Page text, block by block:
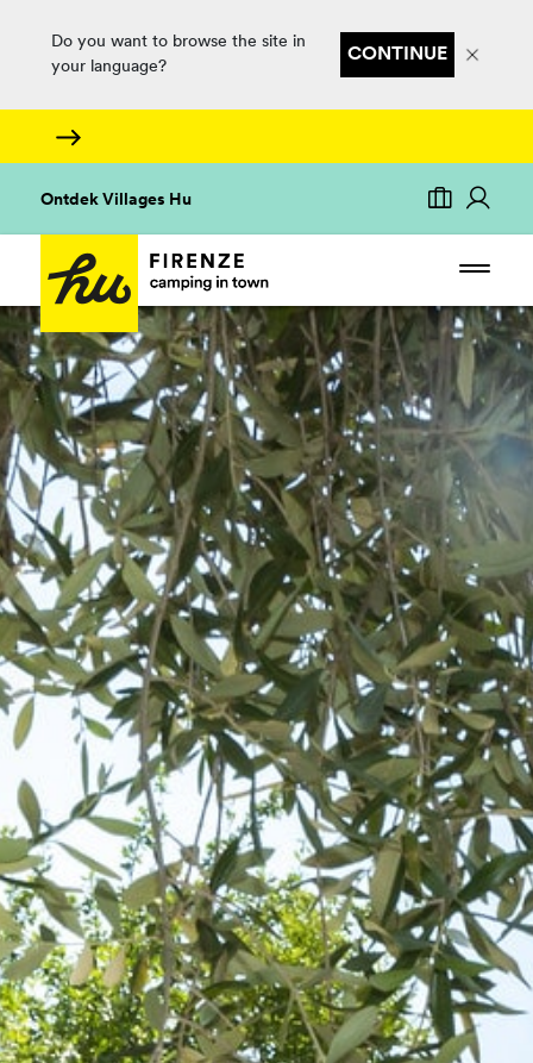
Do you want to browse the site in
your language?
CONTINUE
Ontdek Villages Hu